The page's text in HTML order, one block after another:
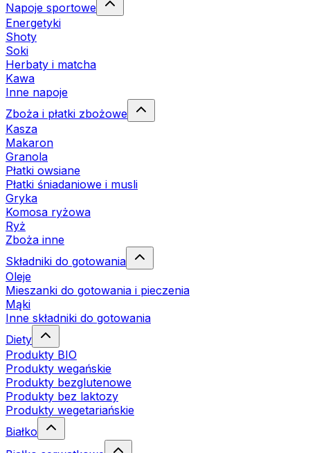
Napoje sportowe
Energetyki
Shoty
Soki
Herbaty i matcha
Kawa
Inne napoje
Zboża i płatki zbożowe
Kasza
Makaron
Granola
Płatki owsiane
Płatki śniadaniowe i musli
Gryka
Komosa ryżowa
Ryż
Zboża inne
Składniki do gotowania
Oleje
Mieszanki do gotowania i pieczenia
Mąki
Inne składniki do gotowania
Diety
Produkty BIO
Produkty wegańskie
Produkty bezglutenowe
Produkty bez laktozy
Produkty wegetariańskie
Białko